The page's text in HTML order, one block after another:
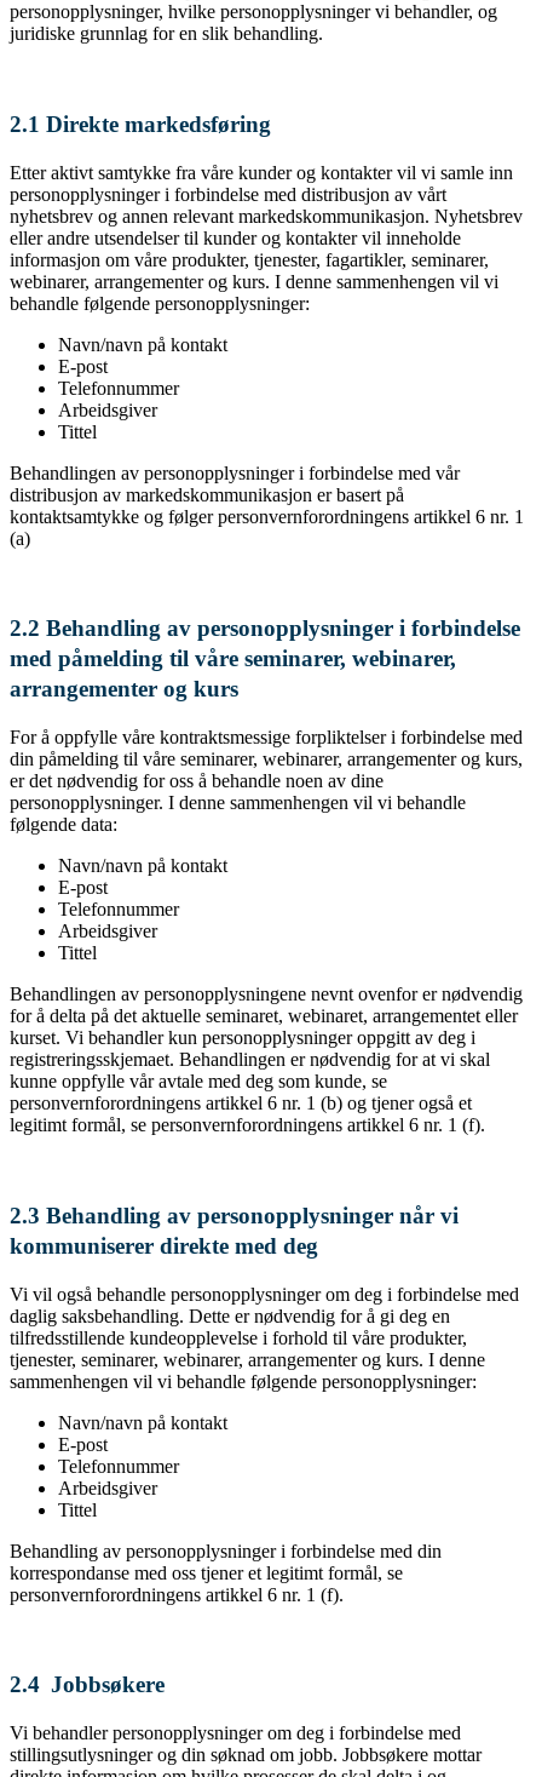
personopplysninger, hvilke personopplysninger vi behandler, og
juridiske grunnlag for en slik behandling.
2.1 Direkte markedsføring
Etter aktivt samtykke fra våre kunder og kontakter vil vi samle inn
personopplysninger i forbindelse med distribusjon av vårt
nyhetsbrev og annen relevant markedskommunikasjon. Nyhetsbrev
eller andre utsendelser til kunder og kontakter vil inneholde
informasjon om våre produkter, tjenester, fagartikler, seminarer,
webinarer, arrangementer og kurs. I denne sammenhengen vil vi
behandle følgende personopplysninger:
Navn/navn på kontakt
E-post
Telefonnummer
Arbeidsgiver
Tittel
Behandlingen av personopplysninger i forbindelse med vår
distribusjon av markedskommunikasjon er basert på
kontaktsamtykke og følger personvernforordningens artikkel 6 nr. 1
(a)
2.2 Behandling av personopplysninger i forbindelse
med påmelding til våre seminarer, webinarer,
arrangementer og kurs
For å oppfylle våre kontraktsmessige forpliktelser i forbindelse med
din påmelding til våre seminarer, webinarer, arrangementer og kurs,
er det nødvendig for oss å behandle noen av dine
personopplysninger. I denne sammenhengen vil vi behandle
følgende data:
Navn/navn på kontakt
E-post
Telefonnummer
Arbeidsgiver
Tittel
Behandlingen av personopplysningene nevnt ovenfor er nødvendig
for å delta på det aktuelle seminaret, webinaret, arrangementet eller
kurset. Vi behandler kun personopplysninger oppgitt av deg i
registreringsskjemaet. Behandlingen er nødvendig for at vi skal
kunne oppfylle vår avtale med deg som kunde, se
personvernforordningens artikkel 6 nr. 1 (b) og tjener også et
legitimt formål, se personvernforordningens artikkel 6 nr. 1 (f).
2.3 Behandling av personopplysninger når vi
kommuniserer direkte med deg
Vi vil også behandle personopplysninger om deg i forbindelse med
daglig saksbehandling. Dette er nødvendig for å gi deg en
tilfredsstillende kundeopplevelse i forhold til våre produkter,
tjenester, seminarer, webinarer, arrangementer og kurs. I denne
sammenhengen vil vi behandle følgende personopplysninger:
Navn/navn på kontakt
E-post
Telefonnummer
Arbeidsgiver
Tittel
Behandling av personopplysninger i forbindelse med din
korrespondanse med oss tjener et legitimt formål, se
personvernforordningens artikkel 6 nr. 1 (f).
2.4 Jobbsøkere
Vi behandler personopplysninger om deg i forbindelse med
stillingsutlysninger og din søknad om jobb. Jobbsøkere mottar